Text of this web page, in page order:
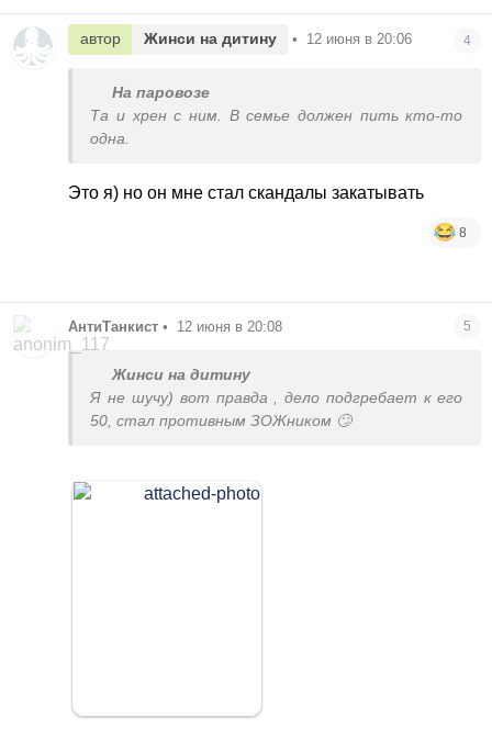
автор Жинси на дитину • 12 июня в 20:06 4
На паровозе
Та и хрен с ним. В семье должен пить кто-то
одна.
Это я) но он мне стал скандалы закатывать
8
АнтиТанкист • 12 июня в 20:08 5
Жинси на дитину
Я не шучу) вот правда , дело подгребает к его
50, стал противным ЗОЖником 🙄